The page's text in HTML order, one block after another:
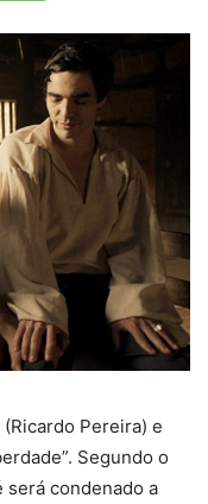
Pereira) e
Segundo o
será condenado a